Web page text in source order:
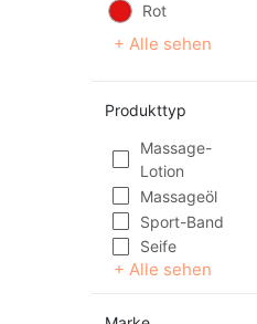
Rot
+ Alle sehen
Produkttyp
Massage-
Lotion
Massageöl
Sport-Band
Seife
+ Alle sehen